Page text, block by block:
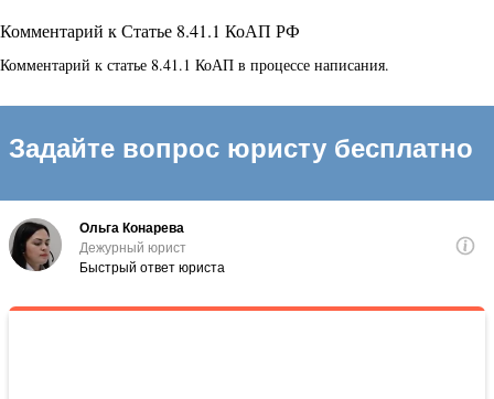
Комментарий к Статье 8.41.1 КоАП РФ
Комментарий к статье 8.41.1 КоАП в процессе написания.